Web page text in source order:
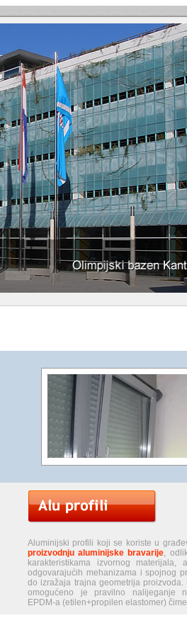
Aluminijski profili koji se koriste u
proizvodnju aluminijske bravarije,
karakteristikama izvornog materijala,
odgovarajućih mehanizama i spojnog
do izražaja trajna geometrija proizvoda.
omogućeno je pravilno nalijeganje
EPDM-a (etilen+propilen elastomer)